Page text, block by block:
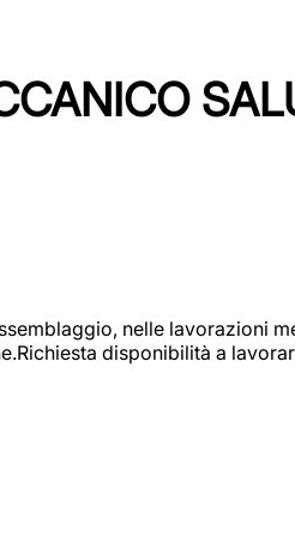
nelle lavorazioni
disponibilità a